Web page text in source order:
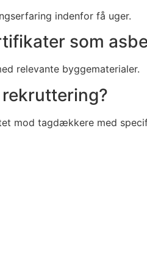
indenfor få uger.
som
relevante byggematerialer.
mod tagdækkere med